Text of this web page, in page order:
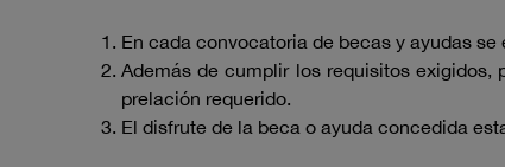
En cada convocatoria de becas y ayudas
Además de cumplir los requisitos
prelación requerido.
El disfrute de la beca o ayuda concedida